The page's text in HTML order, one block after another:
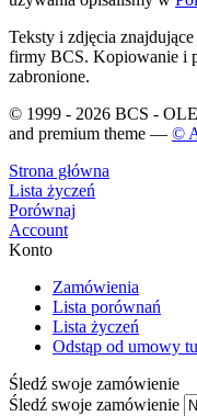
Teksty i zdjęcia znajdujące
firmy BCS. Kopiowanie i
zabronione.
© 1999 - 2026 BCS -
and premium theme — ©
Strona główna
Lista życzeń
Porównaj
Account
Konto
Zamówienia
Lista porównań
Lista życzeń
Odstąp od umowy
Śledź swoje zamówienie
Śledź swoje zamówienie